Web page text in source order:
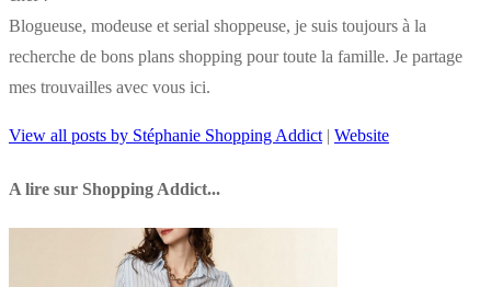
Blogueuse, modeuse et serial shoppeuse, je suis toujours à la
recherche de bons plans shopping pour toute la famille. Je partage
mes trouvailles avec vous ici.
View all posts by Stéphanie Shopping Addict | Website
A lire sur Shopping Addict...